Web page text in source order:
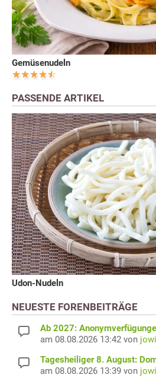
Gemüsenudeln
PASSENDE ARTIKEL
Udon-Nudeln
NEUESTE FORENBEITRÄGE
Ab 2027:
am 08.08.2026 13:42 von
Tagesheiliger 8. August:
am 08.08.2026 13:39 von